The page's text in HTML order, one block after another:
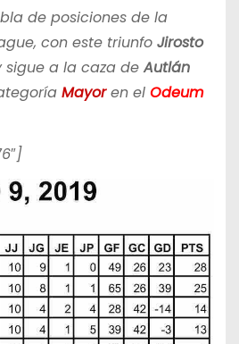
de posiciones de la
con este triunfo Jirosto
sigue a la caza deAutlán
Mayoren el Odeum